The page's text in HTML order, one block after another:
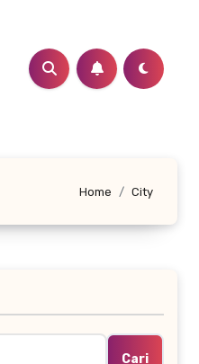
Home City
Cari